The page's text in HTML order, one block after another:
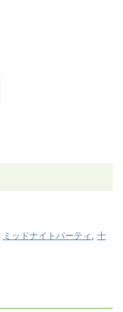
ミッドナイトパーティ, 十